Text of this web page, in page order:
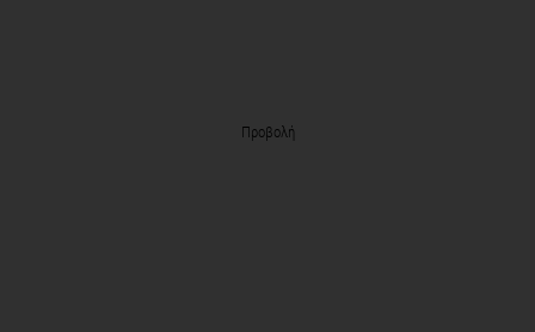
Προβολή